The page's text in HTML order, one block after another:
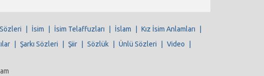
İsim İsim Telaffuzları İslam Kız İsim Anlamları
Şarkı Sözleri Şiir Sözlük Ünlü Sözleri Video